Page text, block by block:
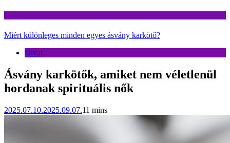
Miért különleges minden egyes ásvány karkötő?
Divat
Ásvány karkötők, amiket nem véletlenül
hordanak spirituális nők
2025.07.10.2025.09.07.11 mins